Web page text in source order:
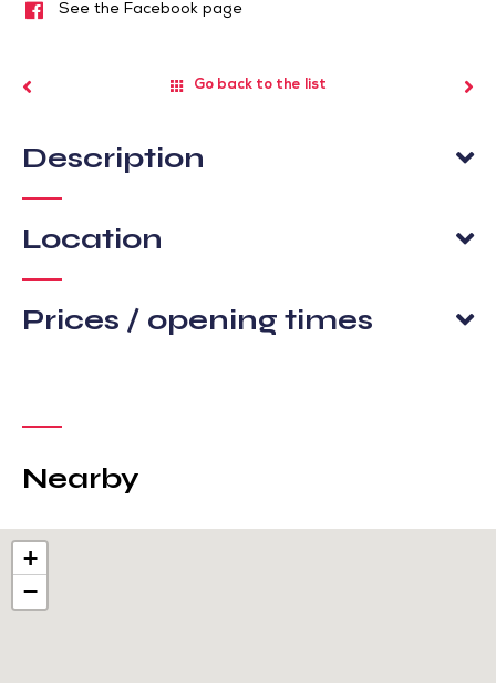
See the Facebook page
Go back to the list
Description
Location
Prices / opening times
Nearby
+
−